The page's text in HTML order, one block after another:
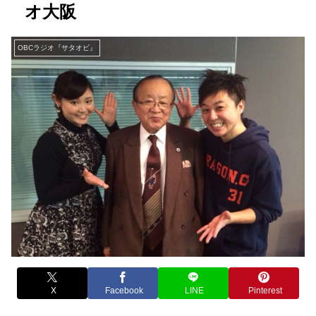
オ大阪
OBCラジオ『サタオビ』
X Facebook LINE Pinterest